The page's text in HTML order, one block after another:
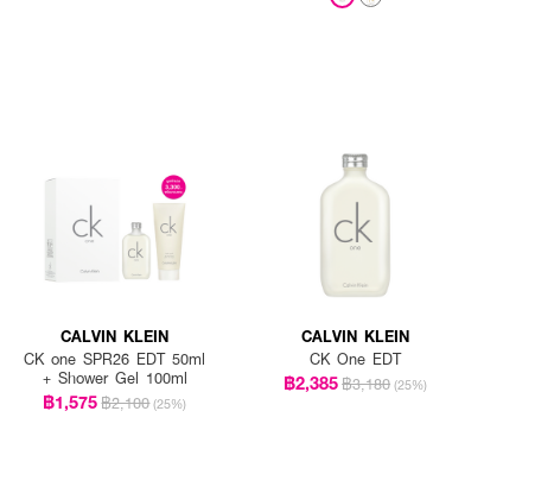
CALVIN KLEIN
CK one SPR26 EDT 50ml
+ Shower Gel 100ml
฿1,575฿2,100 (25%)
CALVIN KLEIN
CK One EDT
฿2,385฿3,180 (25%)